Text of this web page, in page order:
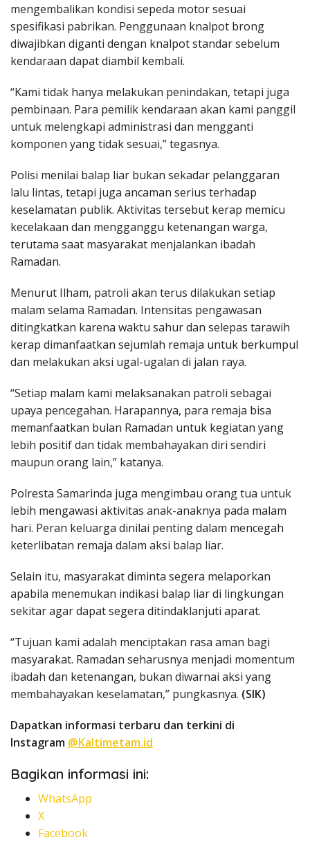
mengembalikan kondisi sepeda motor sesuai
spesifikasi pabrikan. Penggunaan knalpot brong
diwajibkan diganti dengan knalpot standar sebelum
kendaraan dapat diambil kembali.
“Kami tidak hanya melakukan penindakan, tetapi juga
pembinaan. Para pemilik kendaraan akan kami panggil
untuk melengkapi administrasi dan mengganti
komponen yang tidak sesuai,” tegasnya.
Polisi menilai balap liar bukan sekadar pelanggaran
lalu lintas, tetapi juga ancaman serius terhadap
keselamatan publik. Aktivitas tersebut kerap memicu
kecelakaan dan mengganggu ketenangan warga,
terutama saat masyarakat menjalankan ibadah
Ramadan.
Menurut Ilham, patroli akan terus dilakukan setiap
malam selama Ramadan. Intensitas pengawasan
ditingkatkan karena waktu sahur dan selepas tarawih
kerap dimanfaatkan sejumlah remaja untuk berkumpul
dan melakukan aksi ugal-ugalan di jalan raya.
“Setiap malam kami melaksanakan patroli sebagai
upaya pencegahan. Harapannya, para remaja bisa
memanfaatkan bulan Ramadan untuk kegiatan yang
lebih positif dan tidak membahayakan diri sendiri
maupun orang lain,” katanya.
Polresta Samarinda juga mengimbau orang tua untuk
lebih mengawasi aktivitas anak-anaknya pada malam
hari. Peran keluarga dinilai penting dalam mencegah
keterlibatan remaja dalam aksi balap liar.
Selain itu, masyarakat diminta segera melaporkan
apabila menemukan indikasi balap liar di lingkungan
sekitar agar dapat segera ditindaklanjuti aparat.
“Tujuan kami adalah menciptakan rasa aman bagi
masyarakat. Ramadan seharusnya menjadi momentum
ibadah dan ketenangan, bukan diwarnai aksi yang
membahayakan keselamatan,” pungkasnya. (SIK)
Dapatkan informasi terbaru dan terkini di
Instagram @Kaltimetam.id
Bagikan informasi ini:
WhatsApp
X
Facebook